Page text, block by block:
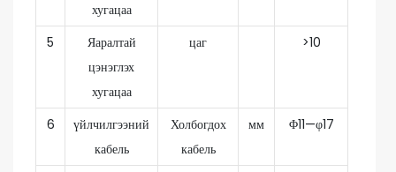
хугацаа
5
Яаралтай
цэнэглэх
хугацаа
цаг >10
6
үйлчилгээний
кабель
Холбогдох
кабель
мм Φ11—φ17